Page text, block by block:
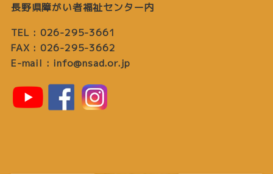
長野県障がい者福祉センター内
TEL : 026-295-3661
FAX : 026-295-3662
E-mail : info@nsad.or.jp